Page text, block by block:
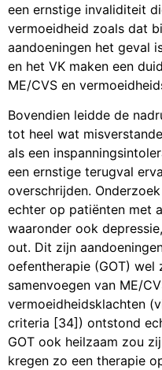
een ernstige invaliditeit
vermoeidheid zoals dat
aandoeningen het geval
en het VK maken een
ME/CVS en
Bovendien leidde de
tot heel wat
als een
een ernstige terugval
overschrijden.
echter op patiënten met
waaronder ook
out. Dit zijn
oefentherapie (GOT)
samenvoegen van ME/
vermoeidheidsklachten
criteria [34]) ontstond
GOT ook heilzaam zou
kregen zo een therapie